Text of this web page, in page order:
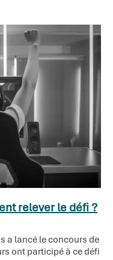
relever le défi ?
a lancé le concours de
ont participé à ce défi